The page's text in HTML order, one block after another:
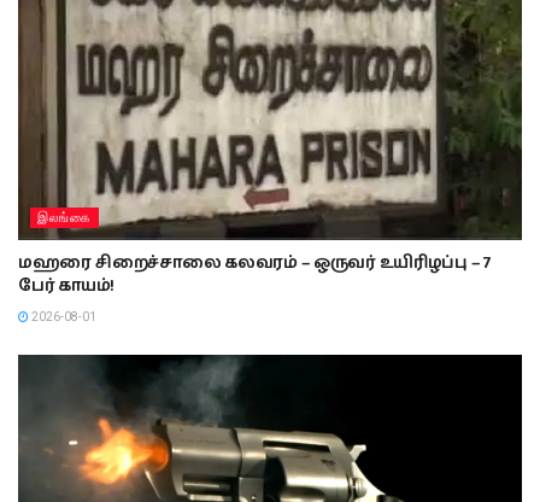
இலங்கை
மஹரை சிறைச்சாலை கலவரம் – ஒருவர் உயிரிழப்பு – 7
பேர் காயம்!
2026-08-01